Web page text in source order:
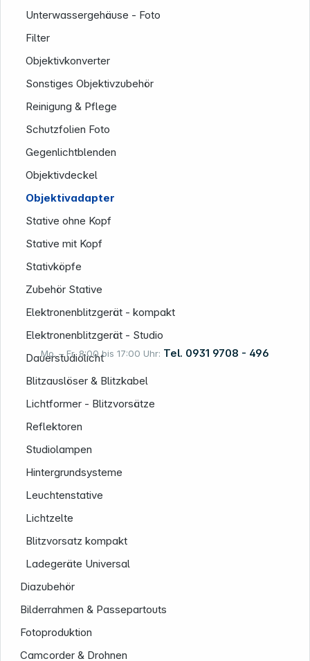
Mo. – Fr. 8:00 bis 17:00 Uhr: Tel. 0931 9708 - 496
Unterwassergehäuse - Foto
Filter
Objektivkonverter
Sonstiges Objektivzubehör
Reinigung & Pflege
Schutzfolien Foto
Gegenlichtblenden
Objektivdeckel
Objektivadapter
Stative ohne Kopf
Stative mit Kopf
Stativköpfe
Zubehör Stative
Elektronenblitzgerät - kompakt
Elektronenblitzgerät - Studio
Dauerstudiolicht
Blitzauslöser & Blitzkabel
Lichtformer - Blitzvorsätze
Reflektoren
Studiolampen
Hintergrundsysteme
Leuchtenstative
Lichtzelte
Blitzvorsatz kompakt
Ladegeräte Universal
Diazubehör
Bilderrahmen & Passepartouts
Fotoproduktion
Camcorder & Drohnen
Rechtliches